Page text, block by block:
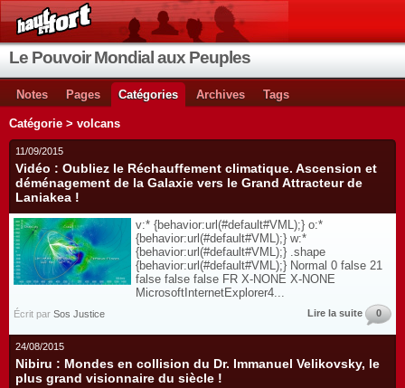
Le Pouvoir Mondial aux Peuples
Notes Pages Catégories Archives Tags
Catégorie > volcans
11/09/2015
Vidéo : Oubliez le Réchauffement climatique. Ascension et
déménagement de la Galaxie vers le Grand Attracteur de
Laniakea !
v:* {behavior:url(#default#VML);} o:*
{behavior:url(#default#VML);} w:*
{behavior:url(#default#VML);} .shape
{behavior:url(#default#VML);} Normal 0 false 21
false false false FR X-NONE X-NONE
MicrosoftInternetExplorer4...
Écrit par Sos Justice Lire la suite 0
24/08/2015
Nibiru : Mondes en collision du Dr. Immanuel Velikovsky, le
plus grand visionnaire du siècle !